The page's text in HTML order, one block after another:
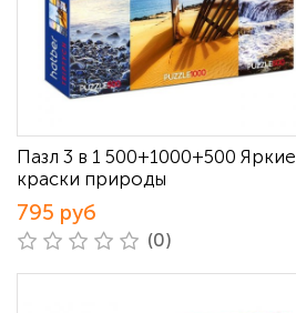
Пазл 3 в 1 500+1000+500 Яркие
краски природы
795 руб
(0)